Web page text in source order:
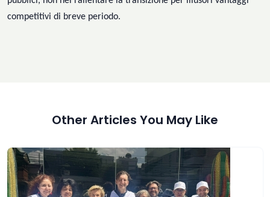
competitivi di breve periodo.
Other Articles You May Like